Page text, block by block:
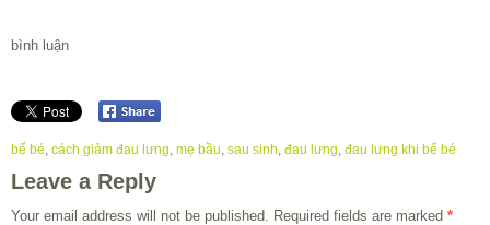
bình luận
bế bé, cách giảm đau lưng, mẹ bầu, sau sinh, đau lưng, đau lưng khi bế bé
Leave a Reply
Your email address will not be published. Required fields are marked *